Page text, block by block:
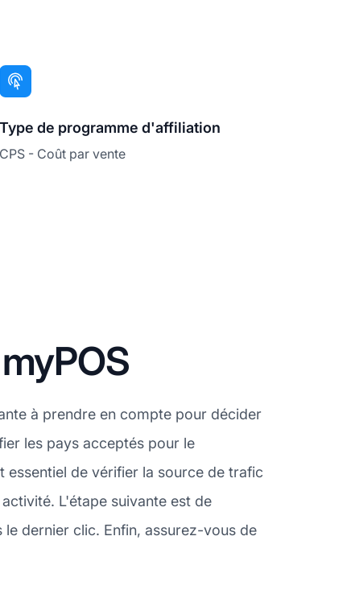
Type de programme d'affiliation
CPS - Coût par vente
à prendre en compte pour décider
les pays acceptés pour le
essentiel de vérifier la source de trafic
L'étape suivante est de
dernier clic. Enfin, assurez-vous de